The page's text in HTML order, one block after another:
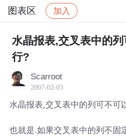
图表区 加入
社区 图表区 帖子详情
水晶报表,交叉表中的
行?
Scarroot
2007-02-03
水晶报表,交叉表中的列可不可
也就是.如果交叉表中的列不固